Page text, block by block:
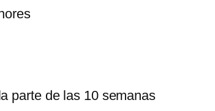
parte de las 10 semanas